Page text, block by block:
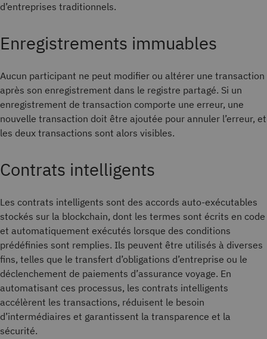
d’entreprises traditionnels.
Enregistrements immuables
Aucun participant ne peut modifier ou altérer une transaction
après son enregistrement dans le registre partagé. Si un
enregistrement de transaction comporte une erreur, une
nouvelle transaction doit être ajoutée pour annuler l’erreur, et
les deux transactions sont alors visibles.
Contrats intelligents
Les contrats intelligents sont des accords auto-exécutables
stockés sur la blockchain, dont les termes sont écrits en code
et automatiquement exécutés lorsque des conditions
prédéfinies sont remplies. Ils peuvent être utilisés à diverses
fins, telles que le transfert d’obligations d’entreprise ou le
déclenchement de paiements d’assurance voyage. En
automatisant ces processus, les contrats intelligents
accélèrent les transactions, réduisent le besoin
d’intermédiaires et garantissent la transparence et la
sécurité.